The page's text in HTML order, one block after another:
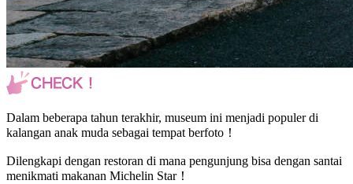
Dalam beberapa tahun terakhir, museum ini menjadi populer di
kalangan anak muda sebagai tempat berfoto！
Dilengkapi dengan restoran di mana pengunjung bisa dengan santai
menikmati makanan Michelin Star！